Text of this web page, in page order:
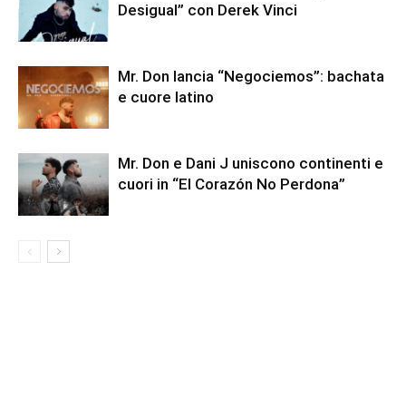
Desigual” con Derek Vinci
Mr. Don lancia “Negociemos”: bachata
e cuore latino
Mr. Don e Dani J uniscono continenti e
cuori in “El Corazón No Perdona”